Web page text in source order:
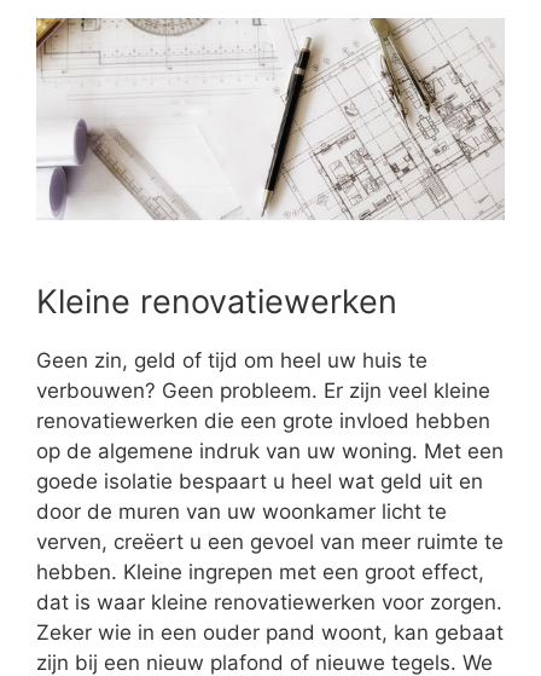
Kleine renovatiewerken
Geen zin, geld of tijd om heel uw huis te
verbouwen? Geen probleem. Er zijn veel kleine
renovatiewerken die een grote invloed hebben
op de algemene indruk van uw woning. Met een
goede isolatie bespaart u heel wat geld uit en
door de muren van uw woonkamer licht te
verven, creëert u een gevoel van meer ruimte te
hebben. Kleine ingrepen met een groot effect,
dat is waar kleine renovatiewerken voor zorgen.
Zeker wie in een ouder pand woont, kan gebaat
zijn bij een nieuw plafond of nieuwe tegels. We